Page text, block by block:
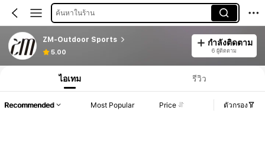
ค้นหาในร้าน
ZM-Outdoor Sports
5.00
กำลังติดตาม
6 ผู้ติดตาม
ไอเทม รีวิว
Recommended Most Popular Price ตัวกรอง